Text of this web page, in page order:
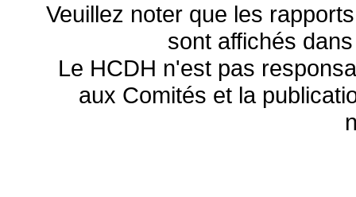
Veuillez noter que les
sont affichés
Le HCDH n'est pas
aux Comités et la